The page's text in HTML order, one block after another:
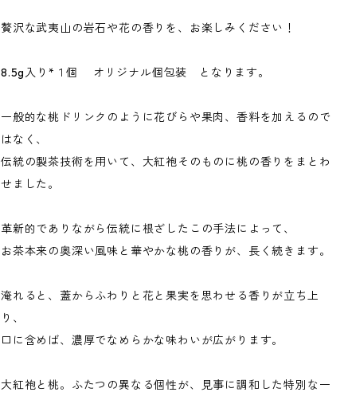
贅沢な武夷山の岩石や花の香りを、お楽しみください！
8.5g入り*１個 オリジナル個包装 となります。
一般的な桃ドリンクのように花びらや果肉、香料を加えるので
はなく、
伝統の製茶技術を用いて、大紅袍そのものに桃の香りをまとわ
せました。
革新的でありながら伝統に根ざしたこの手法によって、
お茶本来の奥深い風味と華やかな桃の香りが、長く続きます。
淹れると、蓋からふわりと花と果実を思わせる香りが立ち上
り、
口に含めば、濃厚でなめらかな味わいが広がります。
大紅袍と桃。ふたつの異なる個性が、見事に調和した特別な一